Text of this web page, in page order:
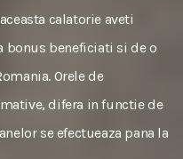
calatorie aveti
bonus beneficiati si de o
Orele de
difera in functie de
se efectueaza pana la